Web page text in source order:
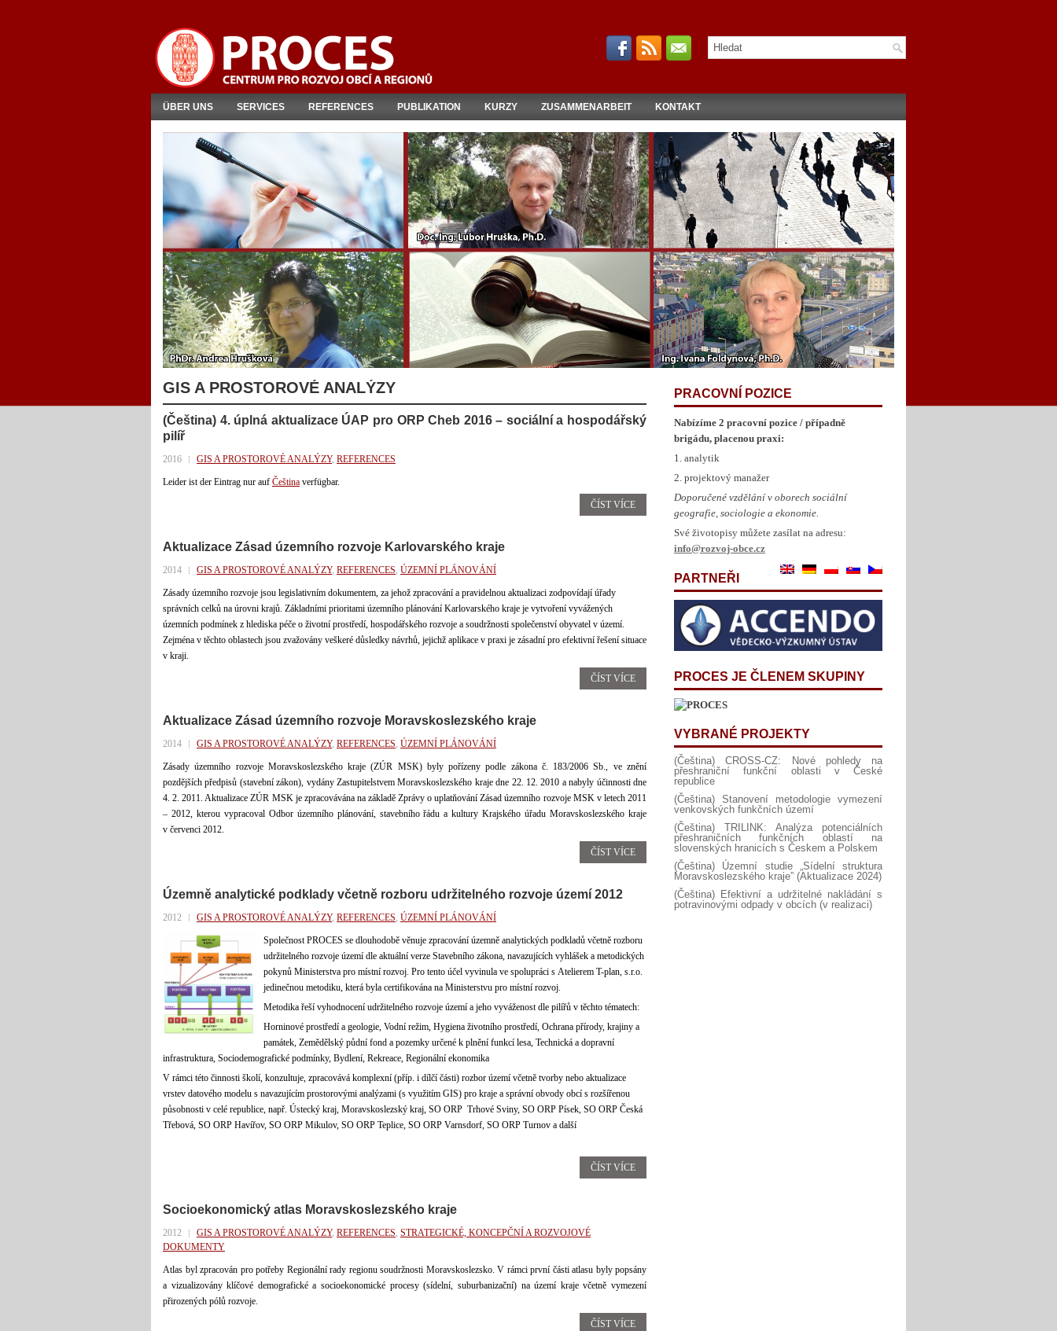
ÜBER UNS SERVICES REFERENCES PUBLIKATION KURZY ZUSAMMENARBEIT KONTAKT
GIS A PROSTOROVÉ ANALÝZY
(Čeština) 4. úplná aktualizace ÚAP pro ORP Cheb 2016 – sociální a hospodářský
pilíř
2016 GIS A PROSTOROVÉ ANALÝZY, REFERENCES
Leider ist der Eintrag nur auf Čeština verfügbar.
ČÍST VÍCE
Aktualizace Zásad územního rozvoje Karlovarského kraje
2014 GIS A PROSTOROVÉ ANALÝZY, REFERENCES, ÚZEMNÍ PLÁNOVÁNÍ
Zásady územního rozvoje jsou legislativním dokumentem, za jehož zpracování a pravidelnou aktualizaci zodpovídají úřady
správních celků na úrovni krajů. Základními prioritami územního plánování Karlovarského kraje je vytvoření vyvážených
územních podmínek z hlediska péče o životní prostředí, hospodářského rozvoje a soudržnosti společenství obyvatel v území.
Zejména v těchto oblastech jsou zvažovány veškeré důsledky návrhů, jejichž aplikace v praxi je zásadní pro efektivní řešení situace
v kraji.
ČÍST VÍCE
Aktualizace Zásad územního rozvoje Moravskoslezského kraje
2014 GIS A PROSTOROVÉ ANALÝZY, REFERENCES, ÚZEMNÍ PLÁNOVÁNÍ
Zásady územního rozvoje Moravskoslezského kraje (ZÚR MSK) byly pořízeny podle zákona č. 183/2006 Sb., ve znění
pozdějších předpisů (stavební zákon), vydány Zastupitelstvem Moravskoslezského kraje dne 22. 12. 2010 a nabyly účinnosti dne
4. 2. 2011. Aktualizace ZÚR MSK je zpracovávána na základě Zprávy o uplatňování Zásad územního rozvoje MSK v letech 2011
– 2012, kterou vypracoval Odbor územního plánování, stavebního řádu a kultury Krajského úřadu Moravskoslezského kraje
v červenci 2012.
ČÍST VÍCE
Územně analytické podklady včetně rozboru udržitelného rozvoje území 2012
2012 GIS A PROSTOROVÉ ANALÝZY, REFERENCES, ÚZEMNÍ PLÁNOVÁNÍ
Společnost PROCES se dlouhodobě věnuje zpracování územně analytických podkladů včetně rozboru
udržitelného rozvoje území dle aktuální verze Stavebního zákona, navazujících vyhlášek a metodických
pokynů Ministerstva pro místní rozvoj. Pro tento účel vyvinula ve spolupráci s Atelierem T-plan, s.r.o.
jedinečnou metodiku, která byla certifikována na Ministerstvu pro místní rozvoj.
Metodika řeší vyhodnocení udržitelného rozvoje území a jeho vyváženost dle pilířů v těchto tématech:
Horninové prostředí a geologie, Vodní režim, Hygiena životního prostředí, Ochrana přírody, krajiny a
památek, Zemědělský půdní fond a pozemky určené k plnění funkcí lesa, Technická a dopravní
infrastruktura, Sociodemografické podmínky, Bydlení, Rekreace, Regionální ekonomika
V rámci této činnosti školí, konzultuje, zpracovává komplexní (příp. i dílčí části) rozbor území včetně tvorby nebo aktualizace
vrstev datového modelu s navazujícím prostorovými analýzami (s využitím GIS) pro kraje a správní obvody obcí s rozšířenou
působnosti v celé republice, např. Ústecký kraj, Moravskoslezský kraj, SO ORP Trhové Sviny, SO ORP Písek, SO ORP Česká
Třebová, SO ORP Havířov, SO ORP Mikulov, SO ORP Teplice, SO ORP Varnsdorf, SO ORP Turnov a další
ČÍST VÍCE
Socioekonomický atlas Moravskoslezského kraje
2012 GIS A PROSTOROVÉ ANALÝZY, REFERENCES, STRATEGICKÉ, KONCEPČNÍ A ROZVOJOVÉ
DOKUMENTY
Atlas byl zpracován pro potřeby Regionální rady regionu soudržnosti Moravskoslezsko. V rámci první části atlasu byly popsány
a vizualizovány klíčové demografické a socioekonomické procesy (sídelní, suburbanizační) na území kraje včetně vymezení
přirozených pólů rozvoje.
ČÍST VÍCE
PRACOVNÍ POZICE
Nabízíme 2 pracovní pozice / případně
brigádu, placenou praxi:
1. analytik
2. projektový manažer
Doporučené vzdělání v oborech sociální
geografie, sociologie a ekonomie.
Své životopisy můžete zasílat na adresu:
info@rozvoj-obce.cz
PARTNEŘI
PROCES JE ČLENEM SKUPINY
VYBRANÉ PROJEKTY
(Čeština) CROSS-CZ: Nové pohledy na
přeshraniční funkční oblasti v České
republice
(Čeština) Stanovení metodologie vymezení
venkovských funkčních území
(Čeština) TRILINK: Analýza potenciálních
přeshraničních funkčních oblastí na
slovenských hranicích s Českem a Polskem
(Čeština) Územní studie „Sídelní struktura
Moravskoslezského kraje” (Aktualizace 2024)
(Čeština) Efektivní a udržitelné nakládání s
potravinovými odpady v obcích (v realizaci)